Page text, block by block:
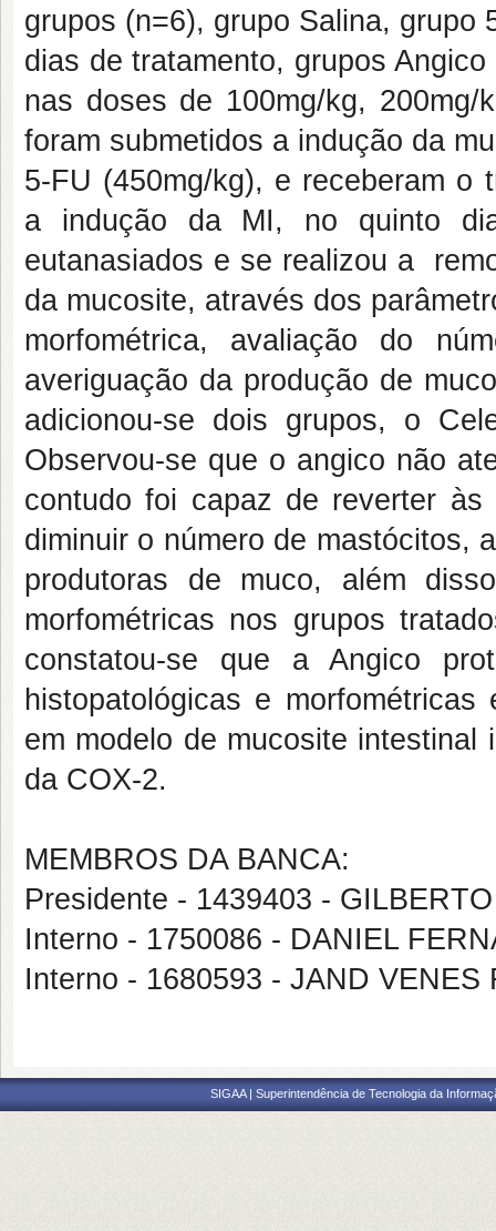
grupos (n=6), grupo Salina, grupo
dias de tratamento, grupos
nas doses de 100mg/kg,
foram submetidos a indução da
5-FU (450mg/kg), e receberam o
a indução da MI, no quinto
eutanasiados e se realizou a
da mucosite, através dos
morfométrica, avaliação do
averiguação da produção de
adicionou-se dois grupos, o
Observou-se que o angico não
contudo foi capaz de reverter às
diminuir o número de mastócitos,
produtoras de muco, além
morfométricas nos grupos
constatou-se que a Angico
histopatológicas e
em modelo de mucosite intestinal
da COX-2.
MEMBROS DA BANCA:
Presidente - 1439403 -
Interno - 1750086 - DANIEL
Interno - 1680593 - JAND VENES
SIGAA | Superintendência de Tecnologia da